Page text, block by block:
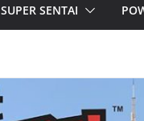
SUPER SENTAI